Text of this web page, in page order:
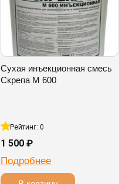
Сухая инъекционная смесь
Скрепа М 600
Рейтинг: 0
1 500 ₽
Подробнее